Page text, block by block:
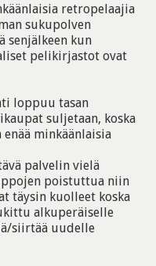
retropelaajia
sukupolven
senjälkeen kun
pelikirjastot ovat
loppuu tasan
suljetaan, koska
minkäänlaisia
palvelin vielä
poistuttua niin
täysin kuolleet koska
alkuperäiselle
siirtää uudelle